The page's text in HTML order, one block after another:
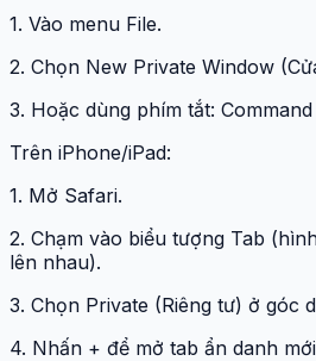
1. Vào menu File.
2. Chọn New Private Window
3. Hoặc dùng phím tắt:
Trên iPhone/iPad:
1. Mở Safari.
2. Chạm vào biểu tượng Tab
lên nhau).
3. Chọn Private (Riêng tư) ở góc
4. Nhấn + để mở tab ẩn danh